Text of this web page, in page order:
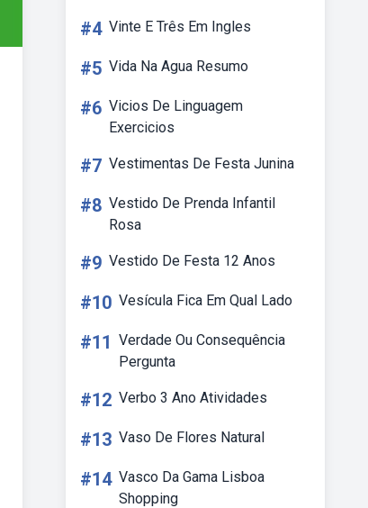
#4 Vinte E Três Em Ingles
#5 Vida Na Agua Resumo
#6 Vicios De Linguagem
Exercicios
#7 Vestimentas De Festa Junina
#8 Vestido De Prenda Infantil
Rosa
#9 Vestido De Festa 12 Anos
#10 Vesícula Fica Em Qual Lado
#11 Verdade Ou Consequência
Pergunta
#12 Verbo 3 Ano Atividades
#13 Vaso De Flores Natural
#14 Vasco Da Gama Lisboa
Shopping